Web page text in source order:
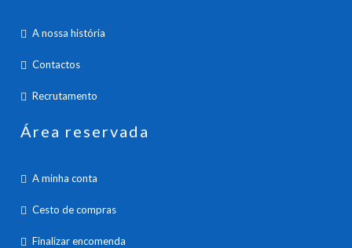
A nossa história
Contactos
Recrutamento
Área reservada
A minha conta
Cesto de compras
Finalizar encomenda